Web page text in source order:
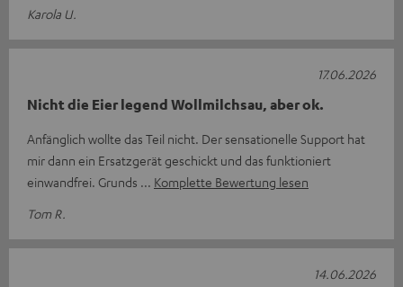
Karola U.
Nicht die Eier legend Wollmilchsau, aber ok.
Anfänglich wollte das Teil nicht. Der sensationelle Support hat
mir dann ein Ersatzgerät geschickt und das funktioniert
einwandfrei. Grunds
Komplette Bewertung lesen
Tom R.
17.06.2026
14.06.2026